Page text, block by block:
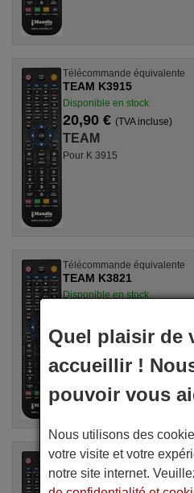
Télécommande équivalente
TEAM K3915
Disponible en stock
20,90 € (TVA incluse)
TEAM
Pour K 3915
Télécommande équivalente
TEAM K3821
Disponible en stock
TEAM
Pour K 3821
Télécommande équivalente
TEAM
Disponible en stock
Quel plaisir de
accueillir !
pouvoir vous
Nous utilisons des
votre visite et votre
notre site internet.